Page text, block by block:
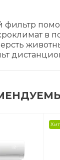
фильтр
в
Хит